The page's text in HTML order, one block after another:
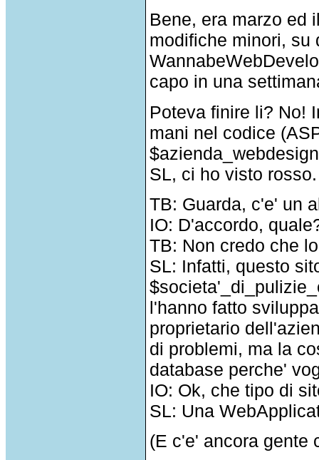
Bene, era marzo ed
modifiche minori, su
capo in una
Poteva finire li? No!
mani nel codice
SL, ci ho visto rosso.
TB: Guarda, c'e' un
IO: D'accordo,
TB: Non credo che
SL: Infatti, questo
l'hanno fatto
proprietario
di problemi, ma la
database perche'
IO: Ok, che tipo di
SL: Una
(E c'e' ancora gente